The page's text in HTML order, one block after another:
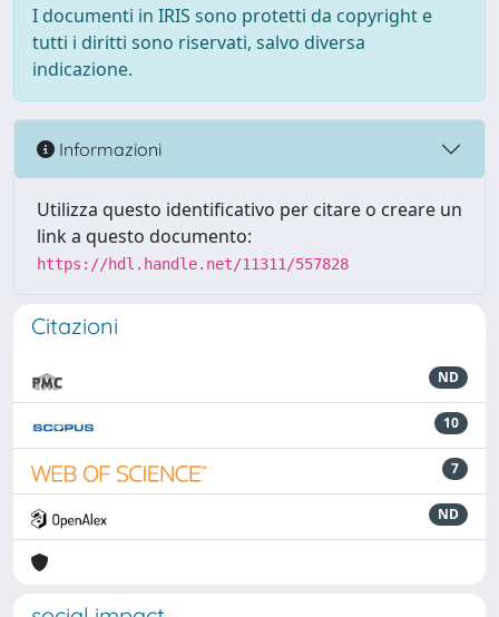
I documenti in IRIS sono protetti da copyright e
tutti i diritti sono riservati, salvo diversa
indicazione.
Informazioni
Utilizza questo identificativo per citare o creare un
link a questo documento:
https://hdl.handle.net/11311/557828
Citazioni
ND
10
7
ND